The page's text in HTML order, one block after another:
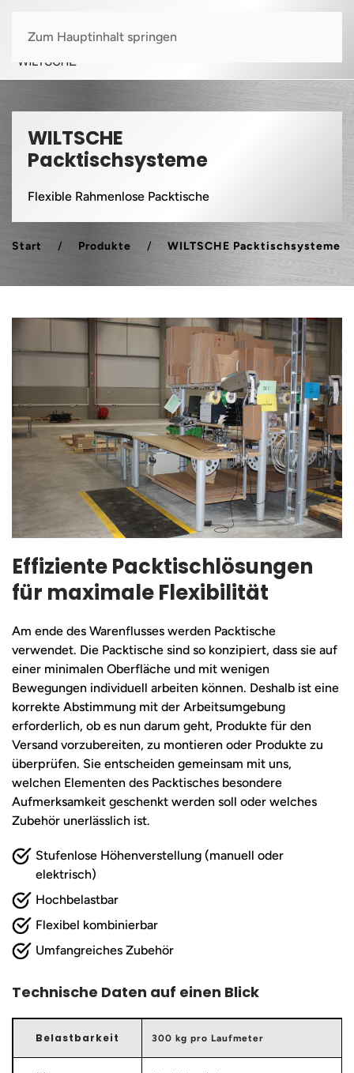
Zum Hauptinhalt springen
WILTSCHE
Packtischsysteme
Flexible Rahmenlose Packtische
Start Produkte WILTSCHE Packtischsysteme
Effiziente Packtischlösungen
für maximale Flexibilität
Am ende des Warenflusses werden Packtische
verwendet. Die Packtische sind so konzipiert, dass sie auf
einer minimalen Oberfläche und mit wenigen
Bewegungen individuell arbeiten können. Deshalb ist eine
korrekte Abstimmung mit der Arbeitsumgebung
erforderlich, ob es nun darum geht, Produkte für den
Versand vorzubereiten, zu montieren oder Produkte zu
überprüfen. Sie entscheiden gemeinsam mit uns,
welchen Elementen des Packtisches besondere
Aufmerksamkeit geschenkt werden soll oder welches
Zubehör unerlässlich ist.
Stufenlose Höhenverstellung (manuell oder
elektrisch)
Hochbelastbar
Flexibel kombinierbar
Umfangreiches Zubehör
Technische Daten auf einen Blick
Belastbarkeit 300 kg pro Laufmeter